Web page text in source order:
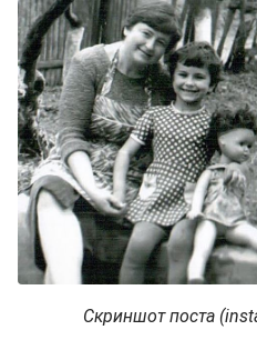
Скриншот поста